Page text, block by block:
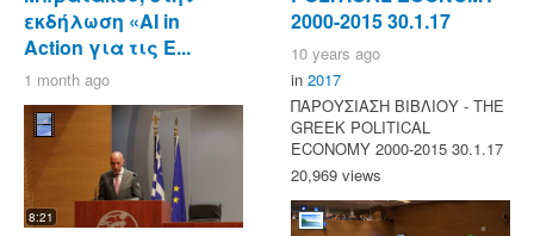
εκδήλωση «AI in
Action για τις Ε...
1 month ago
8:21
2000-2015 30.1.17
10 years ago
in 2017
ΠΑΡΟΥΣΙΑΣΗ ΒΙΒΛΙΟΥ - ΤΗΕ
GREEK POLITICAL
ECONOMY 2000-2015 30.1.17
20,969 views